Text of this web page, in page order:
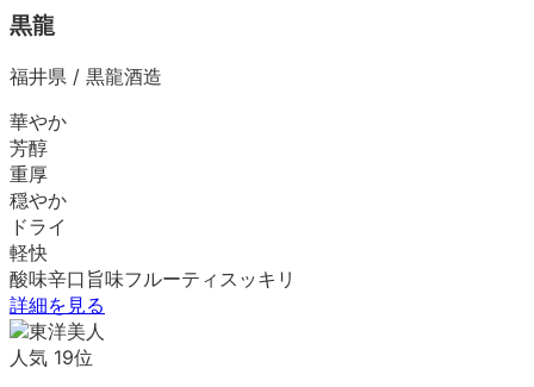
黒龍
福井県 / 黒龍酒造
華やか
芳醇
重厚
穏やか
ドライ
軽快
酸味辛口 旨味フルーティ スッキリ
詳細を見る
人気 19位